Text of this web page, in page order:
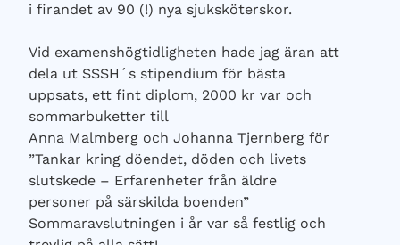
i firandet av 90 (!) nya sjuksköterskor.
Vid examenshögtidligheten hade jag äran att
dela ut SSSH´s stipendium för bästa
uppsats, ett fint diplom, 2000 kr var och
sommarbuketter till
Anna Malmberg och Johanna Tjernberg för
”Tankar kring döendet, döden och livets
slutskede – Erfarenheter från äldre
personer på särskilda boenden”
Sommaravslutningen i år var så festlig och